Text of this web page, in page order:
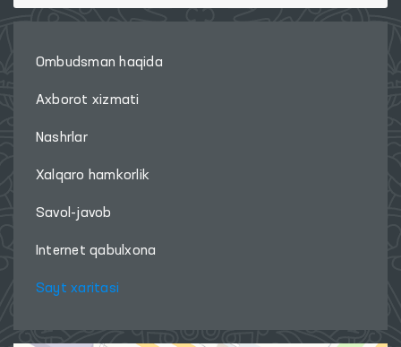
Ombudsman haqida
Axborot xizmati
Nashrlar
Xalqaro hamkorlik
Savol-javob
Internet qabulxona
Sayt xaritasi